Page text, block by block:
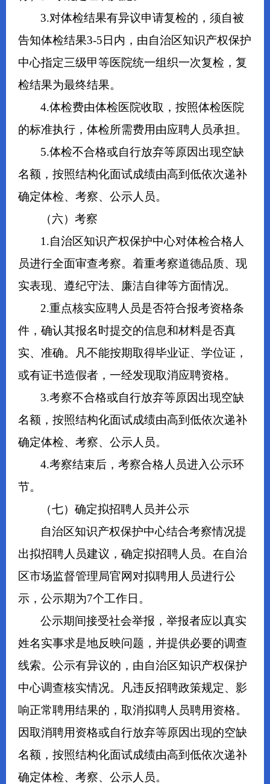
3.对体检结果有异议申请复检的，须自被
告知体检结果3-5日内，由自治区知识产权保护
中心指定三级甲等医院统一组织一次复检，复
检结果为最终结果。
4.体检费由体检医院收取，按照体检医院
的标准执行，体检所需费用由应聘人员承担。
5.体检不合格或自行放弃等原因出现空缺
名额，按照结构化面试成绩由高到低依次递补
确定体检、考察、公示人员。
（六）考察
1.自治区知识产权保护中心对体检合格人
员进行全面审查考察。着重考察道德品质、现
实表现、遵纪守法、廉洁自律等方面情况。
2.重点核实应聘人员是否符合报考资格条
件，确认其报名时提交的信息和材料是否真
实、准确。凡不能按期取得毕业证、学位证，
或有证书造假者，一经发现取消应聘资格。
3.考察不合格或自行放弃等原因出现空缺
名额，按照结构化面试成绩由高到低依次递补
确定体检、考察、公示人员。
4.考察结束后，考察合格人员进入公示环
节。
（七）确定拟招聘人员并公示
自治区知识产权保护中心结合考察情况提
出拟招聘人员建议，确定拟招聘人员。在自治
区市场监督管理局官网对拟聘用人员进行公
示，公示期为7个工作日。
公示期间接受社会举报，举报者应以真实
姓名实事求是地反映问题，并提供必要的调查
线索。公示有异议的，由自治区知识产权保护
中心调查核实情况。凡违反招聘政策规定、影
响正常聘用结果的，取消拟聘人员聘用资格。
因取消聘用资格或自行放弃等原因出现的空缺
名额，按照结构化面试成绩由高到低依次递补
确定体检、考察、公示人员。